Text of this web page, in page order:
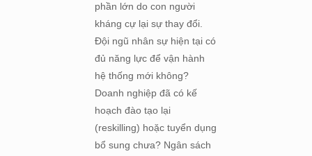
phần lớn do con người
kháng cự lại sự thay đổi.
Đội ngũ nhân sự hiện tại có
đủ năng lực để vận hành
hệ thống mới không?
Doanh nghiệp đã có kế
hoạch đào tạo lại
(reskilling) hoặc tuyển dụng
bổ sung chưa? Ngân sách